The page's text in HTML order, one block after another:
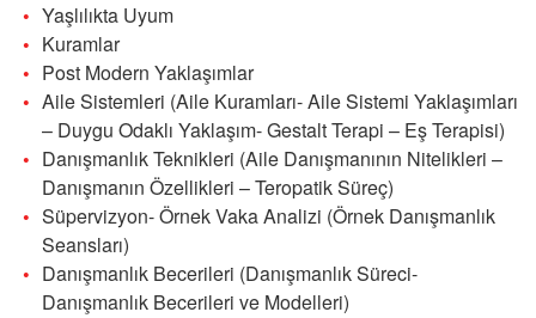
Yaşlılıkta Uyum
Kuramlar
Post Modern Yaklaşımlar
Aile Sistemleri (Aile Kuramları- Aile Sistemi Yaklaşımları
– Duygu Odaklı Yaklaşım- Gestalt Terapi – Eş Terapisi)
Danışmanlık Teknikleri (Aile Danışmanının Nitelikleri –
Danışmanın Özellikleri – Teropatik Süreç)
Süpervizyon- Örnek Vaka Analizi (Örnek Danışmanlık
Seansları)
Danışmanlık Becerileri (Danışmanlık Süreci-
Danışmanlık Becerileri ve Modelleri)